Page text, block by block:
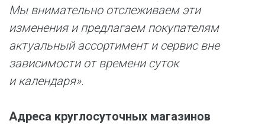
Мы внимательно отслеживаем эти
изменения и предлагаем покупателям
актуальный ассортимент и сервис вне
зависимости от времени суток
и календаря».
Адреса круглосуточных магазинов